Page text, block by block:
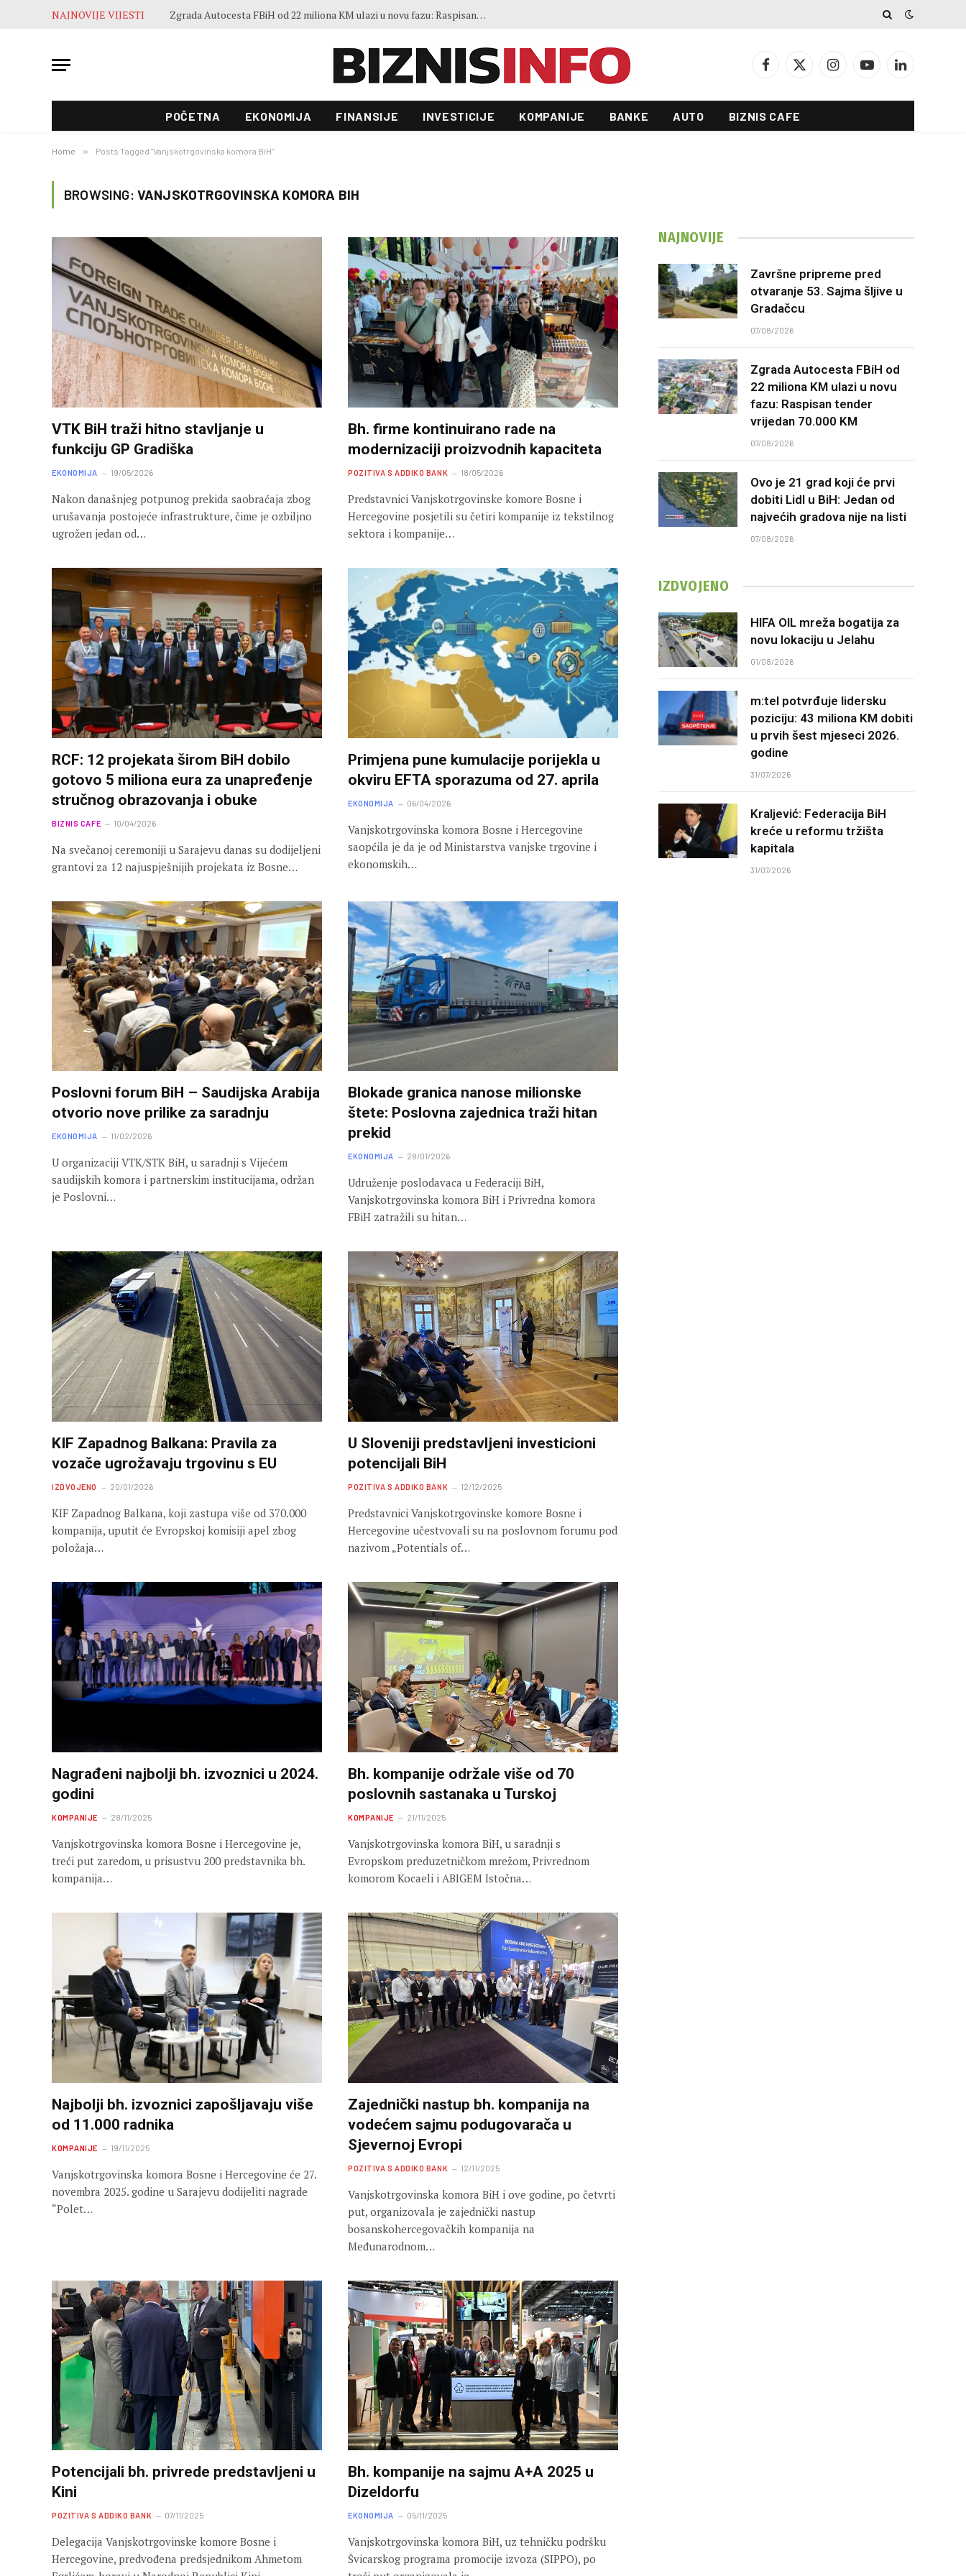
NAJNOVIJE VIJESTI Zgrada Autocesta FBiH od 22 miliona KM ulazi u novu fazu: Raspisan tender vrijedan 70.000 KM
Facebook
X
InstagramYouTubeLinkedIn
POČETNA EKONOMIJA FINANSIJE INVESTICIJE KOMPANIJE BANKE AUTO BIZNIS CAFE
Home » Posts Tagged "Vanjskotrgovinska komora BiH"
BROWSING: VANJSKOTRGOVINSKA KOMORA BIH
VTK BiH traži hitno stavljanje u
funkciju GP Gradiška
EKONOMIJA 19/05/2026
Nakon današnjeg potpunog prekida saobraćaja zbog
urušavanja postojeće infrastrukture, čime je ozbiljno
ugrožen jedan od…
Bh. firme kontinuirano rade na
modernizaciji proizvodnih kapaciteta
POZITIVA S ADDIKO BANK 18/05/2026
Predstavnici Vanjskotrgovinske komore Bosne i
Hercegovine posjetili su četiri kompanije iz tekstilnog
sektora i kompanije…
RCF: 12 projekata širom BiH dobilo
gotovo 5 miliona eura za unapređenje
stručnog obrazovanja i obuke
BIZNIS CAFE 10/04/2026
Na svečanoj ceremoniji u Sarajevu danas su dodijeljeni
grantovi za 12 najuspješnijih projekata iz Bosne…
Primjena pune kumulacije porijekla u
okviru EFTA sporazuma od 27. aprila
EKONOMIJA 06/04/2026
Vanjskotrgovinska komora Bosne i Hercegovine
saopćila je da je od Ministarstva vanjske trgovine i
ekonomskih…
Poslovni forum BiH – Saudijska Arabija
otvorio nove prilike za saradnju
EKONOMIJA 11/02/2026
U organizaciji VTK/STK BiH, u saradnji s Vijećem
saudijskih komora i partnerskim institucijama, održan
je Poslovni…
Blokade granica nanose milionske
štete: Poslovna zajednica traži hitan
prekid
EKONOMIJA 28/01/2026
Udruženje poslodavaca u Federaciji BiH,
Vanjskotrgovinska komora BiH i Privredna komora
FBiH zatražili su hitan…
KIF Zapadnog Balkana: Pravila za
vozače ugrožavaju trgovinu s EU
IZDVOJENO 20/01/2026
KIF Zapadnog Balkana, koji zastupa više od 370.000
kompanija, uputit će Evropskoj komisiji apel zbog
položaja…
U Sloveniji predstavljeni investicioni
potencijali BiH
POZITIVA S ADDIKO BANK 12/12/2025
Predstavnici Vanjskotrgovinske komore Bosne i
Hercegovine učestvovali su na poslovnom forumu pod
nazivom „Potentials of…
Nagrađeni najbolji bh. izvoznici u 2024.
godini
KOMPANIJE 28/11/2025
Vanjskotrgovinska komora Bosne i Hercegovine je,
treći put zaredom, u prisustvu 200 predstavnika bh.
kompanija…
Bh. kompanije održale više od 70
poslovnih sastanaka u Turskoj
KOMPANIJE 21/11/2025
Vanjskotrgovinska komora BiH, u saradnji s
Evropskom preduzetničkom mrežom, Privrednom
komorom Kocaeli i ABIGEM Istočna…
Najbolji bh. izvoznici zapošljavaju više
od 11.000 radnika
KOMPANIJE 19/11/2025
Vanjskotrgovinska komora Bosne i Hercegovine će 27.
novembra 2025. godine u Sarajevu dodijeliti nagrade
“Polet…
Zajednički nastup bh. kompanija na
vodećem sajmu podugovarača u
Sjevernoj Evropi
POZITIVA S ADDIKO BANK 12/11/2025
Vanjskotrgovinska komora BiH i ove godine, po četvrti
put, organizovala je zajednički nastup
bosanskohercegovačkih kompanija na
Međunarodnom…
Potencijali bh. privrede predstavljeni u
Kini
POZITIVA S ADDIKO BANK 07/11/2025
Delegacija Vanjskotrgovinske komore Bosne i
Hercegovine, predvođena predsjednikom Ahmetom
Bh. kompanije na sajmu A+A 2025 u
Dizeldorfu
EKONOMIJA 05/11/2025
Vanjskotrgovinska komora BiH, uz tehničku podršku
Švicarskog programa promocije izvoza (SIPPO), po
NAJNOVIJE
Završne pripreme pred
otvaranje 53. Sajma šljive u
Gradačcu
07/08/2026
Zgrada Autocesta FBiH od
22 miliona KM ulazi u novu
fazu: Raspisan tender
vrijedan 70.000 KM
07/08/2026
Ovo je 21 grad koji će prvi
dobiti Lidl u BiH: Jedan od
najvećih gradova nije na listi
07/08/2026
IZDVOJENO
HIFA OIL mreža bogatija za
novu lokaciju u Jelahu
01/08/2026
m:tel potvrđuje lidersku
poziciju: 43 miliona KM dobiti
u prvih šest mjeseci 2026.
godine
31/07/2026
Kraljević: Federacija BiH
kreće u reformu tržišta
kapitala
31/07/2026